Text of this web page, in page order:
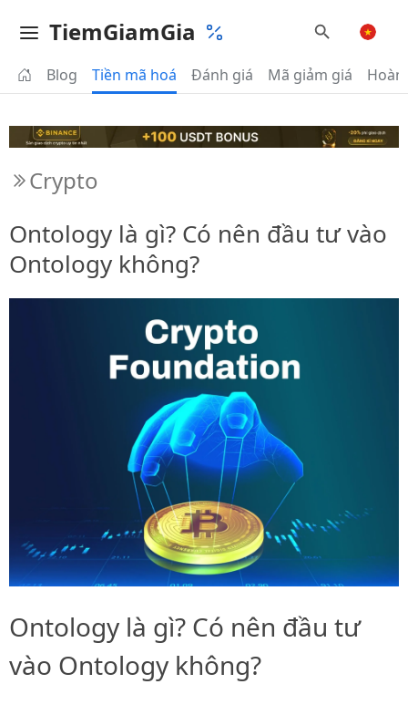
TiemGiamGia
Blog Tiền mã hoá Đánh giá Mã giảm giá
Crypto
Ontology là gì? Có nên đầu tư vào
Ontology không?
Ontology là gì? Có nên đầu tư
vào Ontology không?